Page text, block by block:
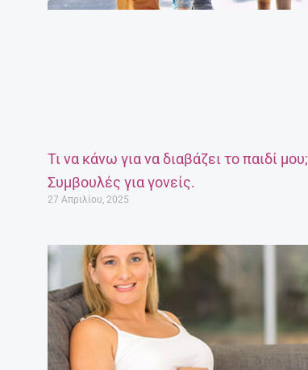
Τι να κάνω για να διαβάζει το παιδί μου;
Συμβουλές για γονείς.
27 Απριλίου, 2025